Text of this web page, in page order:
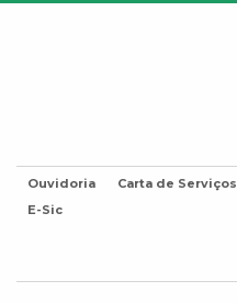
Ouvidoria Carta de Serviços
E-Sic